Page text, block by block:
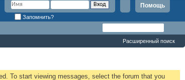
Помощь
Запомнить?
Расширенный поиск
To start viewing messages, select the forum that you